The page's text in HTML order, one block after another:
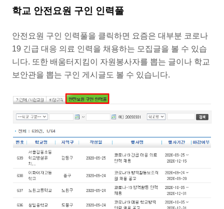
학교 안전요원 구인 인력풀
안전요원 구인 인력풀을 클릭하면 요즘은 대부분 코로나
19 긴급 대응 의료 인력을 채용하는 모집글을 볼 수 있습
니다. 또한 배움터지킴이 자원봉사자를 뽑는 글이나 학교
보안관을 뽑는 구인 게시글도 볼 수 있습니다.